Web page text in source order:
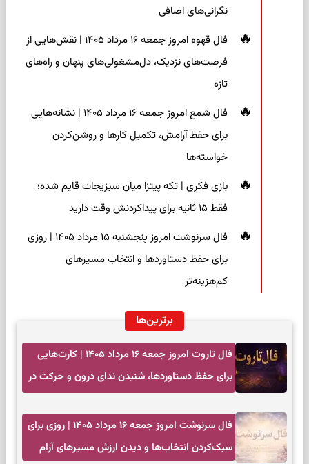
نگرانی‌های اضافی
فال قهوه امروز جمعه ۱۶ مرداد ۱۴۰۵ | نقش‌هایی از
فرصت‌های نزدیک، دل‌مشغولی‌های پنهان و راه‌های
تازه
فال شمع امروز جمعه ۱۶ مرداد ۱۴۰۵ | نشانه‌هایی
برای حفظ آرامش، تکمیل کارها و روشن‌کردن
خواسته‌ها
بازی فکری | تکه پیتزا میان سبزیجات قایم شده؛
فقط ۱۵ ثانیه برای پیداکردنش وقت دارید
فال سرنوشت امروز پنجشنبه ۱۵ مرداد ۱۴۰۵ | روزی
برای حفظ دستاوردها و انتخاب مسیرهای
کم‌هزینه‌تر
برترین‌ها
فال تاروت امروز جمعه ۱۶ مرداد ۱۴۰۵ | کارت‌هایی
برای حفظ دستاوردها، شنیدن ندای درون و حرکت در
فال سرنوشت امروز جمعه ۱۶ مرداد ۱۴۰۵ | روزی برای
سبک‌کردن انتخاب‌ها و دیدن ارزش مسیرهای آرام